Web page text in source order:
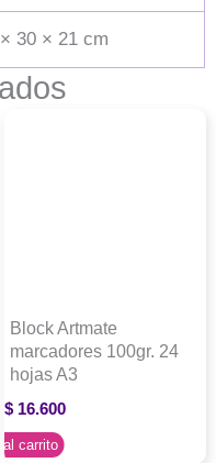
30 × 21 cm
Block Artmate
marcadores 100gr. 24
hojas A3
$16.600
al carrito